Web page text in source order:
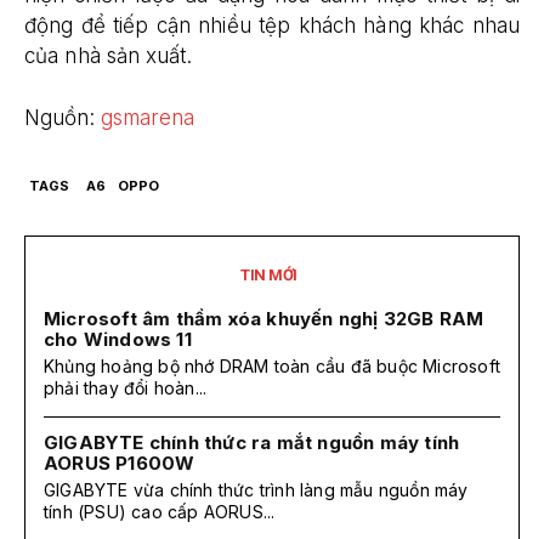
động để tiếp cận nhiều tệp khách hàng khác nhau
của nhà sản xuất.
Nguồn: gsmarena
TAGS A6 OPPO
TIN MỚI
Microsoft âm thầm xóa khuyến nghị 32GB RAM
cho Windows 11
Khủng hoảng bộ nhớ DRAM toàn cầu đã buộc Microsoft
phải thay đổi hoàn...
GIGABYTE chính thức ra mắt nguồn máy tính
AORUS P1600W
GIGABYTE vừa chính thức trình làng mẫu nguồn máy
tính (PSU) cao cấp AORUS...